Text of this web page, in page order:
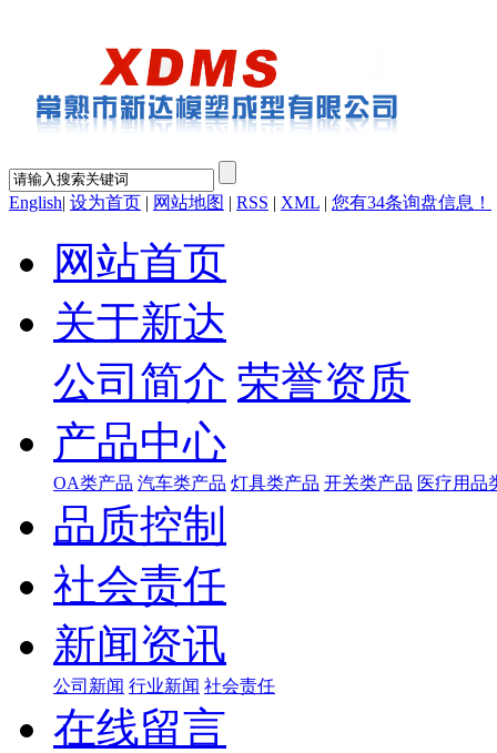
English| 设为首页 | 网站地图 | RSS | XML | 您有34条询盘信息！
网站首页
关于新达
公司简介 荣誉资质
产品中心
OA类产品 汽车类产品 灯具类产品 开关类产品 医疗用品
品质控制
社会责任
新闻资讯
公司新闻 行业新闻 社会责任
在线留言